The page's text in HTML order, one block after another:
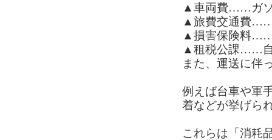
▲車両費……ガソ
▲旅費交通費……
▲損害保険料……
▲租税公課……自
また、運送に伴
例えば台車や軍
着などが挙げら
これらは「消耗